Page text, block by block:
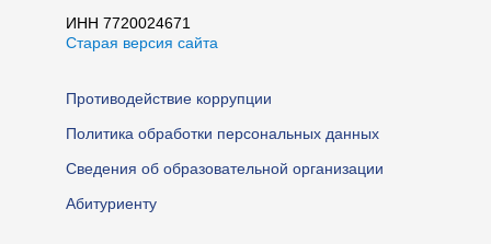
ИНН 7720024671
Старая версия сайта
Противодействие коррупции
Политика обработки персональных данных
Сведения об образовательной организации
Абитуриенту